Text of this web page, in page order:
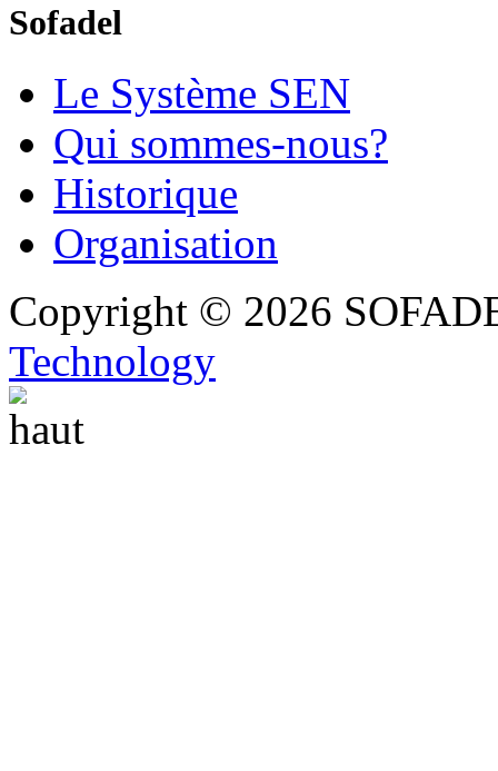
Sofadel
Le Système SEN
Qui sommes-nous?
Historique
Organisation
Copyright © 2026
Technology